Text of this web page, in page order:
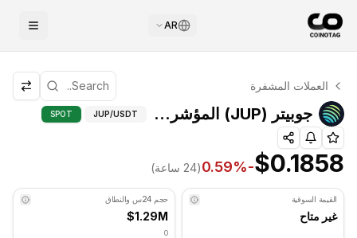
AR
التحليل الفني لـ جوبيتر
جوبيتر يتم تداوله حاليًا عند $0.1858. مؤشر RSI عند 42.42 في المنطقة المحايدة. الاتجاه اليومي هبوطي. مستوى الدعم الرئيسي: $0.176933, مستوى المقاومة: $0.187133.
العملات المشفرة
جوبيتر (JUP) المؤشرات المتقدمة جوبيتر (JUP) المؤشرات المتقدمة - COINOTAG JUP/USDT
SPOT
$0.1858
-0.59
% (24 ساعة)
القيمة السوقية
غير متاح
حجم 24س والنطاق
$1.29M
0